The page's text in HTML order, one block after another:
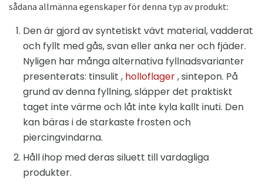
sådana allmänna egenskaper för denna typ av produkt:
Den är gjord av syntetiskt vävt material, vadderat
och fyllt med gås, svan eller anka ner och fjäder.
Nyligen har många alternativa fyllnadsvarianter
presenterats: tinsulit , holloflager, sintepon. På
grund av denna fyllning, släpper det praktiskt
taget inte värme och låt inte kyla kallt inuti. Den
kan bäras i de starkaste frosten och
piercingvindarna.
Håll ihop med deras siluett till vardagliga
produkter.